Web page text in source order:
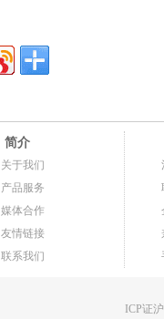
简介
关于我们
产品服务
媒体合作
友情链接
联系我们
ICP证